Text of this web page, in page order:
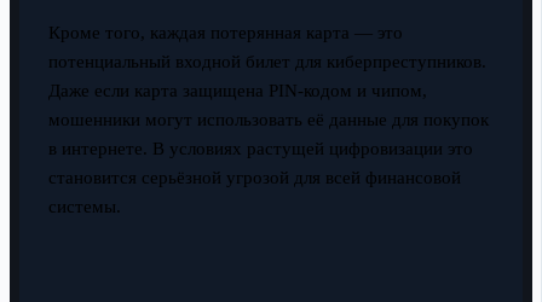
Кроме того, каждая потерянная карта — это
потенциальный входной билет для киберпреступников.
Даже если карта защищена PIN-кодом и чипом,
мошенники могут использовать её данные для покупок
в интернете. В условиях растущей цифровизации это
становится серьёзной угрозой для всей финансовой
системы.